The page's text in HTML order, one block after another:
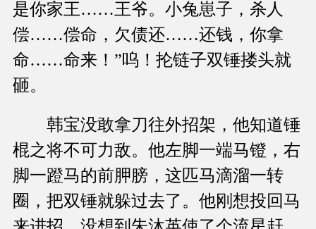
是你家王……王爷。小兔崽子，杀人
偿……偿命，欠债还……还钱，你拿
命……命来！”呜！抡链子双锤搂头就
砸。
韩宝没敢拿刀往外招架，他知道锤
棍之将不可力敌。他左脚一端马镫，右
脚一蹬马的前胛膀，这匹马滴溜一转
圈，把双锤就躲过去了。他刚想投回马